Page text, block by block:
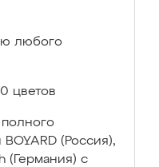
любого
цветов
(Россия),
(Германия) с